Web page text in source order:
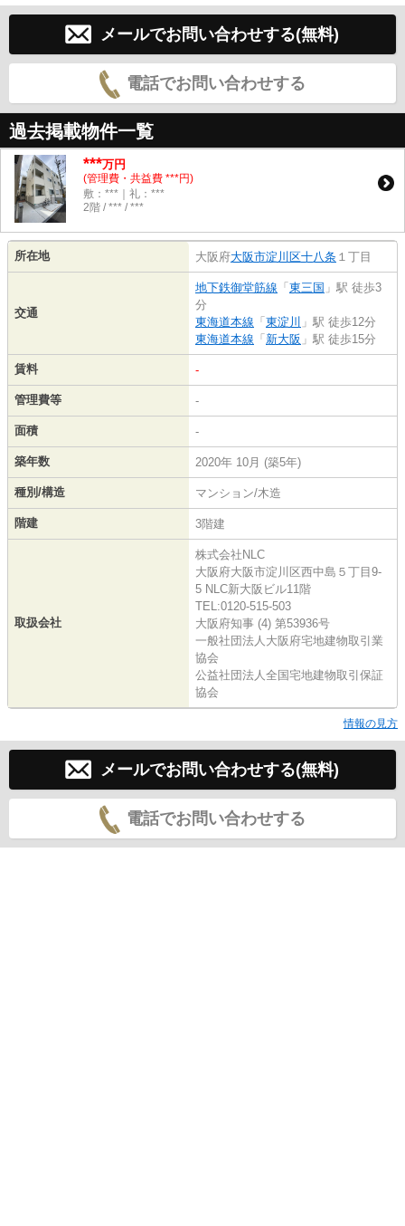
メールでお問い合わせする(無料)
電話でお問い合わせする
過去掲載物件一覧
***万円
(管理費・共益費 ***円)
敷：***｜礼：***
2階 / *** / ***
所在地 大阪府大阪市淀川区十八条 １丁目
交通
地下鉄御堂筋線 「東三国 」駅 徒歩3
分
東海道本線 「東淀川 」駅 徒歩12分
東海道本線 「新大阪 」駅 徒歩15分
賃料 -
管理費等 -
面積 -
築年数 2020年 10月 (築5年)
種別/構造 マンション/木造
階建 3階建
取扱会社
株式会社NLC
大阪府大阪市淀川区西中島５丁目9-
5 NLC新大阪ビル11階
TEL:0120-515-503
大阪府知事 (4) 第53936号
一般社団法人大阪府宅地建物取引業
協会
公益社団法人全国宅地建物取引保証
協会
情報の見方
メールでお問い合わせする(無料)
電話でお問い合わせする